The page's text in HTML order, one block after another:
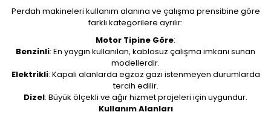
Perdah makineleri kullanım alanına ve çalışma prensibine göre
farklı kategorilere ayrılır:
Motor Tipine Göre:
Benzinli: En yaygın kullanılan, kablosuz çalışma imkanı sunan
modellerdir.
Elektrikli: Kapalı alanlarda egzoz gazı istenmeyen durumlarda
tercih edilir.
Dizel: Büyük ölçekli ve ağır hizmet projeleri için uygundur.
Kullanım Alanları